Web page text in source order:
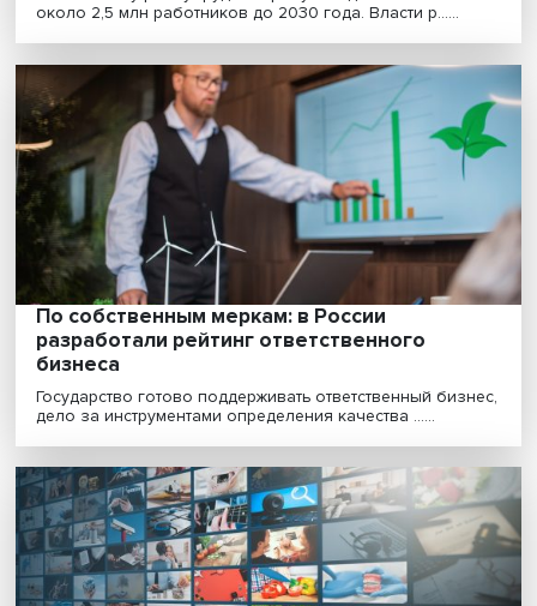
Дать возможность заработать: как
приблизить россиян к счастью и
благополучию
Достигнутое в последние годы снижение бедности —
необходимое, но недостаточное условие